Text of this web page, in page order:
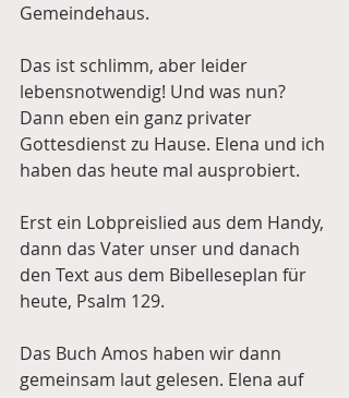
Gemeindehaus.
Das ist schlimm, aber leider
lebensnotwendig! Und was nun?
Dann eben ein ganz privater
Gottesdienst zu Hause. Elena und ich
haben das heute mal ausprobiert.
Erst ein Lobpreislied aus dem Handy,
dann das Vater unser und danach
den Text aus dem Bibelleseplan für
heute, Psalm 129.
Das Buch Amos haben wir dann
gemeinsam laut gelesen. Elena auf